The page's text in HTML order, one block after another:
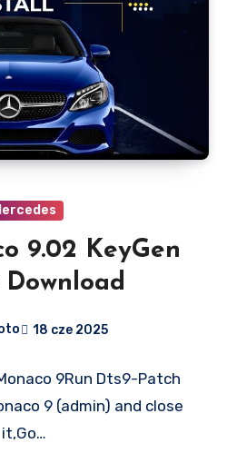
9.02 KeyGen
Download
18 cze 2025
9Run Dts9-Patch
9 (admin) and close
it,Go…